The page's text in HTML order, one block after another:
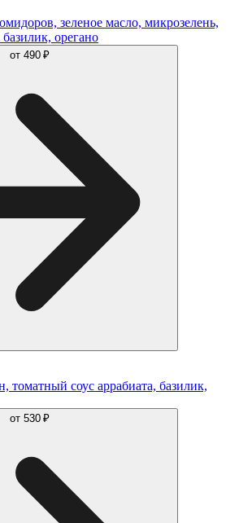
зеленое масло, микрозелень,
орегано
от 490 ₽
томатный соус аррабиата, базилик,
от 530 ₽